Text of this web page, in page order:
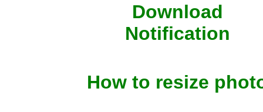
Download
Notification
How to resize